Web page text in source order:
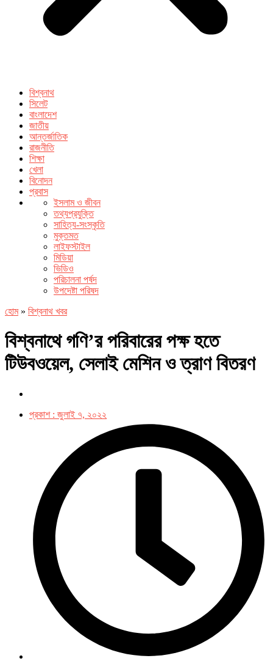
বিশ্বনাথ
সিলেট
বাংলাদেশ
জাতীয়
আন্তর্জাতিক
রাজনীতি
শিক্ষা
খেলা
বিনোদন
প্রবাস
ইসলাম ও জীবন
তথ্যপ্রযুক্তি
সাহিত্য-সংস্কৃতি
মুক্তমত
লাইফস্টাইল
মিডিয়া
ভিডিও
পরিচালনা পর্ষদ
উপদেষ্টা পরিষদ
হোম» বিশ্বনাথ খবর
বিশ্বনাথে গণি’র পরিবারের পক্ষ হতে
টিউবওয়েল, সেলাই মেশিন ও ত্রাণ বিতরণ
প্রকাশ : জুলাই ৭, ২০২২